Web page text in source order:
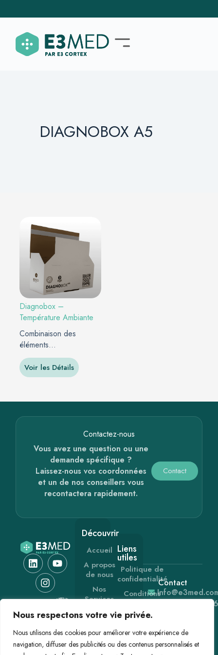
Nous respectons votre vie privée.
Nous utilisons des cookies pour améliorer votre expérience de
navigation, diffuser des publicités ou des contenus personnalisés et
DIAGNOBOX A5
Diagnobox –
Température Ambiante
Combinaison des
éléments
incontournables à l’envoi
d’échantillon…
Voir les Détails
Contactez-nous​
Vous avez une question ou une
demande spécifique ?
Laissez-nous vos coordonnées
et un de nos conseillers vous
recontactera rapidement.
Contact
Découvrir
Accueil
A propos
de nous
Nos
Services
Les
Actualités
Contact
Liens
utiles
Politique de
confidentialité
Conditions
Vente
légales
Contact
+33 (0) 1 60